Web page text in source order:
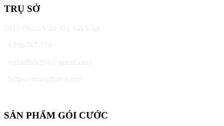
TRỤ SỞ
SẢN PHẨM GÓI CƯỚC